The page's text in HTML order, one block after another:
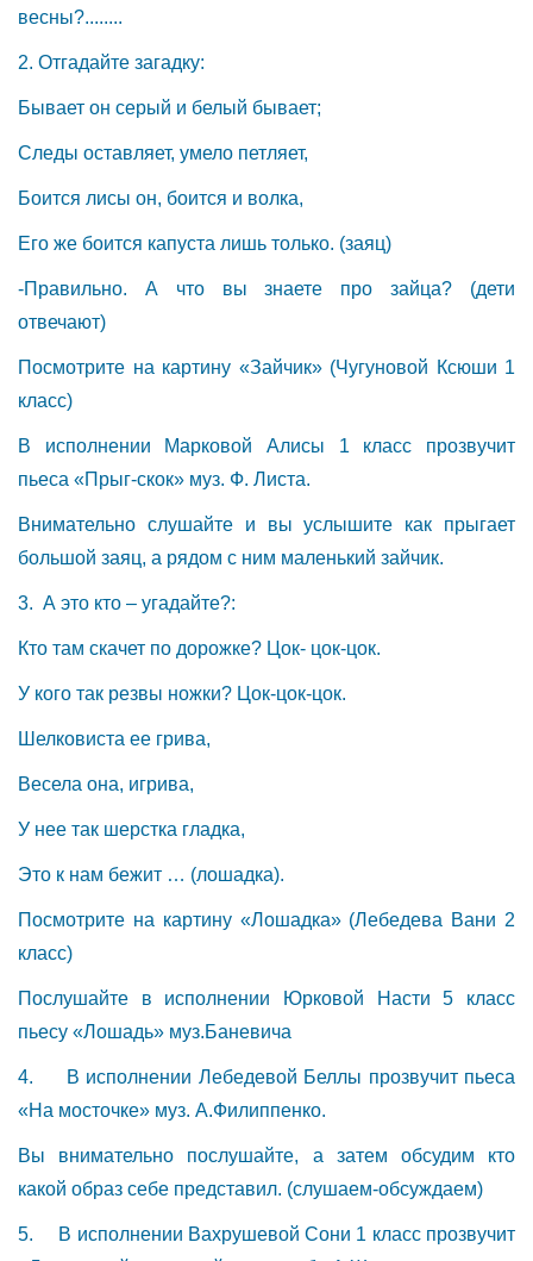
весны?........
2. Отгадайте загадку:
Бывает он серый и белый бывает;
Следы оставляет, умело петляет,
Боится лисы он, боится и волка,
Его же боится капуста лишь только. (заяц)
-Правильно. А что вы знаете про зайца? (дети
отвечают)
Посмотрите на картину «Зайчик» (Чугуновой Ксюши 1
класс)
В исполнении Марковой Алисы 1 класс прозвучит
пьеса «Прыг-скок» муз. Ф. Листа.
Внимательно слушайте и вы услышите как прыгает
большой заяц, а рядом с ним маленький зайчик.
3. А это кто – угадайте?:
Кто там скачет по дорожке? Цок- цок-цок.
У кого так резвы ножки? Цок-цок-цок.
Шелковиста ее грива,
Весела она, игрива,
У нее так шерстка гладка,
Это к нам бежит … (лошадка).
Посмотрите на картину «Лошадка» (Лебедева Вани 2
класс)
Послушайте в исполнении Юрковой Насти 5 класс
пьесу «Лошадь» муз.Баневича
4. В исполнении Лебедевой Беллы прозвучит пьеса
«На мосточке» муз. А.Филиппенко.
Вы внимательно послушайте, а затем обсудим кто
какой образ себе представил. (слушаем-обсуждаем)
5. В исполнении Вахрушевой Сони 1 класс прозвучит